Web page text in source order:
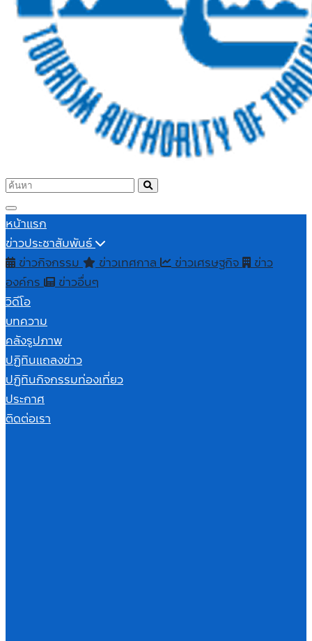
หน้าแรก
ข่าวประชาสัมพันธ์
ข่าวกิจกรรม
ข่าวเทศกาล ข่าวเศรษฐกิจ ข่าว
องค์กร
ข่าวอื่นๆ
วิดีโอ
บทความ
คลังรูปภาพ
ปฏิทินแถลงข่าว
ปฏิทินกิจกรรมท่องเที่ยว
ประกาศ
ติดต่อเรา